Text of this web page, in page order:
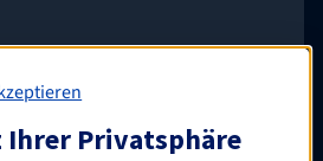
Ihrer Privatsphäre